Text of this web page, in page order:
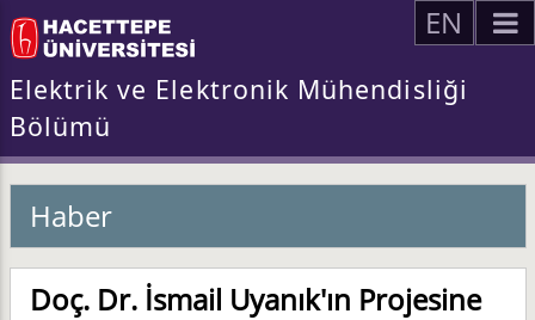
EN
Elektrik ve Elektronik Mühendisliği
Bölümü
Haber
Doç. Dr. İsmail Uyanık'ın Projesine